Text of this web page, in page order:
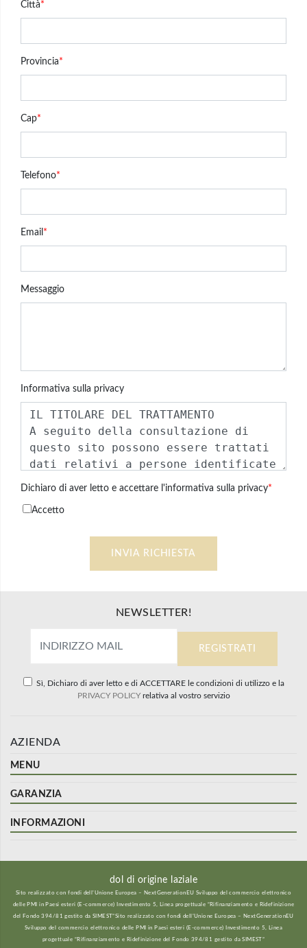
Città*
Provincia*
Cap*
Telefono*
Email *
Messaggio
Informativa sulla privacy
Dichiaro di aver letto e accettare l'informativa sulla privacy*
Accetto
NEWSLETTER!
Sì, Dichiaro di aver letto e di ACCETTARE le condizioni di utilizzo e la
PRIVACY POLICYrelativa al vostro servizio
AZIENDA
MENU
GARANZIA
INFORMAZIONI
dol di origine laziale
Sito realizzato con fondi dell’Unione Europea – NextGenerationEU Sviluppo del commercio elettronico
delle PMI in Paesi esteri (E-commerce) Investimento 5, Linea progettuale “Rifinanziamento e Ridefinizione
del Fondo 394/81 gestito da SIMEST”Sito realizzato con fondi dell’Unione Europea – NextGenerationEU
Sviluppo del commercio elettronico delle PMI in Paesi esteri (E-commerce) Investimento 5, Linea
progettuale “Rifinanziamento e Ridefinizione del Fondo 394/81 gestito da SIMEST”